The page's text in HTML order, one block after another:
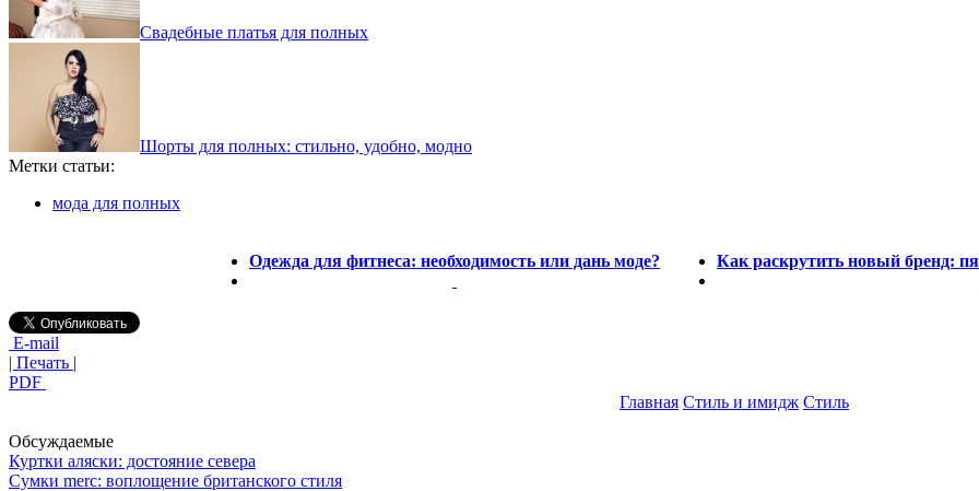
Свадебные платья для полных
Шорты для полных: стильно, удобно, модно
Метки статьи:
мода для полных
Одежда для фитнеса: необходимость или дань моде? Как раскрутить новый бренд:
E-mail
| Печать |
PDF
Главная Стиль и имидж Стиль
Обсуждаемые
Куртки аляски: достояние севера
Сумки merc: воплощение британского стиля